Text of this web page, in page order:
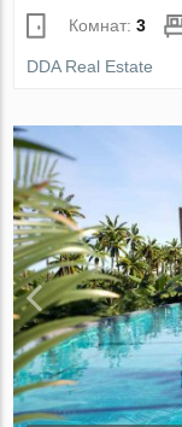
Комнат:3
DDA Real Estate